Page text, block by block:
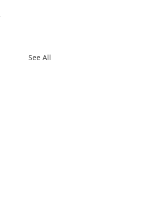
See All